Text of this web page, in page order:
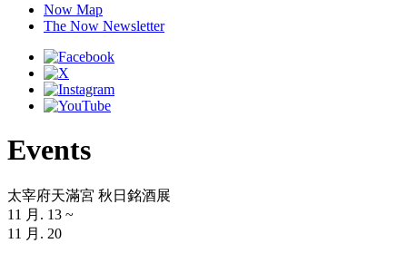
Now Map
The Now Newsletter
Events
太宰府天滿宮 秋日銘酒展
11 月. 13 ~
11 月. 20